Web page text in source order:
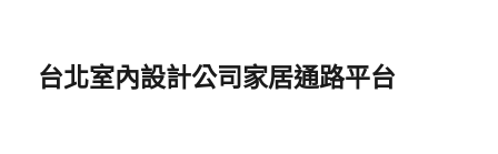
台北室內設計公司家居通路平台